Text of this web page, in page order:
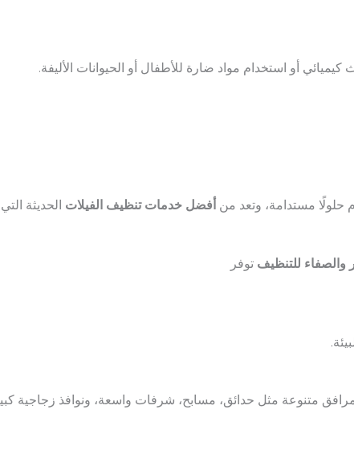
أو استخدام مواد ضارة للأطفال أو الحيوانات الأليفة.
مستدامة، وتعد من أفضل خدمات تنظيف الفيلات الحديثة
والصفاء للتنظيف توفر
متنوعة مثل حدائق، مسابح، شرفات واسعة، ونوافذ زجاجية